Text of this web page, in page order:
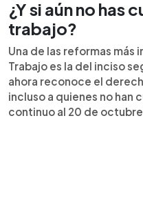
¿Y si aún no has
trabajo?
Una de las reformas
Trabajo es la del inciso
ahora reconoce el
incluso a quienes no han
continuo al 20 de